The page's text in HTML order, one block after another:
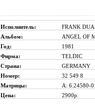
Исполнитель:
FRANK
Альбом:
ANGEL OF
Год:
1981
Фирма:
TELDIC
Страна:
GERMANY
Номер:
32 549 8
Матрицы:
A: 6.24580-
Цена:
2900p.